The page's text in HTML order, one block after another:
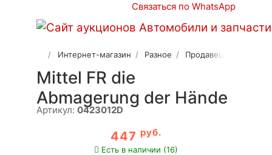
Связаться по WhatsApp
Интернет-магазин Разное Продавец 2
Mittel FR die
Abmagerung der Hände
Артикул: 0423012D
447 руб.
Есть в наличии (16)